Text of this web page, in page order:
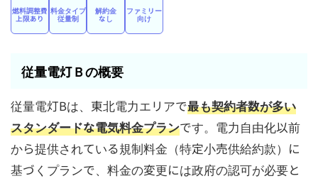
燃料調整費
上限あり
料金タイプ
従量制
解約金
なし
ファミリー
向け
従量電灯Ｂの概要
従量電灯Bは、東北電力エリアで最も契約者数が多い
スタンダードな電気料金プランです。電力自由化以前
から提供されている規制料金（特定小売供給約款）に
基づくプランで、料金の変更には政府の認可が必要と